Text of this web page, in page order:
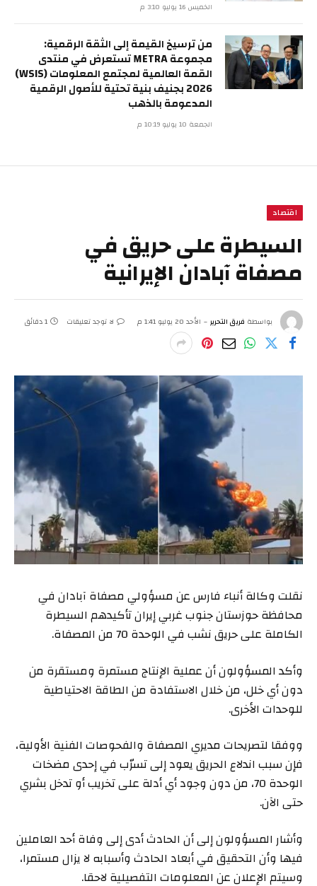
الخميس 16 يوليو 3:10 م
من ترسيخ القيمة إلى الثقة الرقمية:
مجموعة METRA تستعرض في منتدى
القمة العالمية لمجتمع المعلومات (WSIS)
2026 بجنيف بنية تحتية للأصول الرقمية
المدعومة بالذهب
الجمعة 10 يوليو 10:19 م
اقتصاد
السيطرة على حريق في
مصفاة آبادان الإيرانية
بواسطة فريق التحرير الأحد 20 يوليو 1:41 م لا توجد تعليقات 1 دقائق
نقلت وكالة أنباء فارس عن مسؤولي مصفاة آبادان في
محافظة حوزستان جنوب غربي إيران تأكيدهم السيطرة
الكاملة على حريق نشب في الوحدة 70 من المصفاة.
وأكد المسؤولون أن عملية الإنتاج مستمرة ومستقرة من
دون أي خلل، من خلال الاستفادة من الطاقة الاحتياطية
للوحدات الأخرى.
ووفقا لتصريحات مديري المصفاة والفحوصات الفنية الأولية،
فإن سبب اندلاع الحريق يعود إلى تسرّب في إحدى مضخات
الوحدة 70، من دون وجود أي أدلة على تخريب أو تدخل بشري
حتى الآن.
وأشار المسؤولون إلى أن الحادث أدى إلى وفاة أحد العاملين
فيها وأن التحقيق في أبعاد الحادث وأسبابه لا يزال مستمرا،
وسيتم الإعلان عن المعلومات التفصيلية لاحقا.